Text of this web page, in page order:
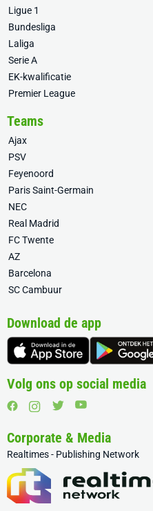
Ligue 1
Bundesliga
Laliga
Serie A
EK-kwalificatie
Premier League
Teams
Ajax
PSV
Feyenoord
Paris Saint-Germain
NEC
Real Madrid
FC Twente
AZ
Barcelona
SC Cambuur
Download de app
Volg ons op social media
Corporate & Media
Realtimes - Publishing Network